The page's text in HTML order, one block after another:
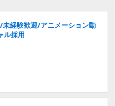
経験歓迎/アニメーション動
ル採用